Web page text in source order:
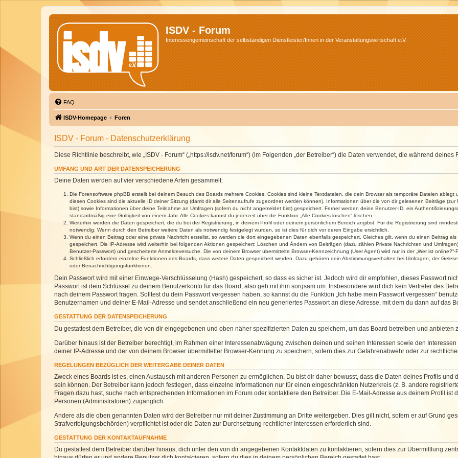
ISDV - Forum
Interessengemeinschaft der selbständigen Dienstleister/Innen in der Veranstaltungswirtschaft e.V.
FAQ
ISDV-Homepage Foren
ISDV - Forum - Datenschutzerklärung
Diese Richtlinie beschreibt, wie „ISDV - Forum“ („https://isdv.net/forum“) (im Folgenden „der Betreiber“) die Daten verwendet, die während
UMFANG UND ART DER DATENSPEICHERUNG
Deine Daten werden auf vier verschiedene Arten gesammelt:
Die Forensoftware phpBB erstellt bei deinem Besuch des Boards mehrere Cookies. Cookies sind kleine Textdateien, die dein Browser als temporäre Dateien
diesen Cookies sind die aktuelle ID deiner Sitzung (damit dir alle Seitenaufrufe zugeordnet werden können), Informationen über die von dir gelesenen Beiträge
bist) sowie Informationen über deine Teilnahme an Umfragen (sofern du nicht angemeldet bist) gespeichert. Ferner werden deine Benutzer-ID, ein
standardmäßig eine Gültigkeit von einem Jahr. Alle Cookies kannst du jederzeit über die Funktion „Alle Cookies löschen“ löschen.
Weiterhin werden die Daten gespeichert, die du bei der Registrierung, in deinem Profil oder deinem persönlichem Bereich angibst. Für die Registrierung sind
notwendig. Wenn durch den Betreiber weitere Daten als notwendig festgelegt wurden, so ist dies für dich vor deren Eingabe ersichtlich.
Wenn du einen Beitrag oder eine private Nachricht erstellst, so werden die dort eingegebenen Daten ebenfalls gespeichert. Gleiches gilt, wenn du einen Beitrag
gespeichert. Die IP-Adresse wird weiterhin bei folgenden Aktionen gespeichert: Löschen und Ändern von Beiträgen (dazu zählen Private Nachrichten und
Benutzer-Passwort) und gescheiterte Anmeldeversuche. Die von deinem Browser übermittelte Browser-Kennzeichnung (User Agent) wird nur in der „Wer ist
Schließlich erfordern einzelne Funktionen des Boards, dass weitere Daten gespeichert werden. Dazu gehören dein Abstimmungsverhalten bei Umfragen, der
oder Benachrichtigungsfunktionen.
Dein Passwort wird mit einer Einwege-Verschlüsselung (Hash) gespeichert, so dass es sicher ist. Jedoch wird dir empfohlen, dieses Passwort
Passwort ist dein Schlüssel zu deinem Benutzerkonto für das Board, also geh mit ihm sorgsam um. Insbesondere wird dich kein Vertreter des
nach deinem Passwort fragen. Solltest du dein Passwort vergessen haben, so kannst du die Funktion „Ich habe mein Passwort vergessen“
Benutzernamen und deiner E-Mail-Adresse und sendet anschließend ein neu generiertes Passwort an diese Adresse, mit dem du dann auf das
GESTATTUNG DER DATENSPEICHERUNG
Du gestattest dem Betreiber, die von dir eingegebenen und oben näher spezifizierten Daten zu speichern, um das Board betreiben und anbieten
Darüber hinaus ist der Betreiber berechtigt, im Rahmen einer Interessenabwägung zwischen deinen und seinen Interessen sowie den
deiner IP-Adresse und der von deinem Browser übermittelter Browser-Kennung zu speichern, sofern dies zur Gefahrenabwehr oder zur
REGELUNGEN BEZÜGLICH DER WEITERGABE DEINER DATEN
Zweck eines Boards ist es, einen Austausch mit anderen Personen zu ermöglichen. Du bist dir daher bewusst, dass die Daten deines Profils
sein können. Der Betreiber kann jedoch festlegen, dass einzelne Informationen nur für einen eingeschränkten Nutzerkreis (z. B. andere
Fragen dazu hast, suche nach entsprechenden Informationen im Forum oder kontaktiere den Betreiber. Die E-Mail-Adresse aus deinem Profil
Personen (Administratoren) zugänglich.
Andere als die oben genannten Daten wird der Betreiber nur mit deiner Zustimmung an Dritte weitergeben. Dies gilt nicht, sofern er auf Grund
Strafverfolgungsbehörden) verpflichtet ist oder die Daten zur Durchsetzung rechtlicher Interessen erforderlich sind.
GESTATTUNG DER KONTAKTAUFNAHME
Du gestattest dem Betreiber darüber hinaus, dich unter den von dir angegebenen Kontaktdaten zu kontaktieren, sofern dies zur Übermittlung